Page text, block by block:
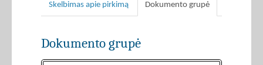
Skelbimas apie pirkimą Dokumento grupė
Dokumento grupė